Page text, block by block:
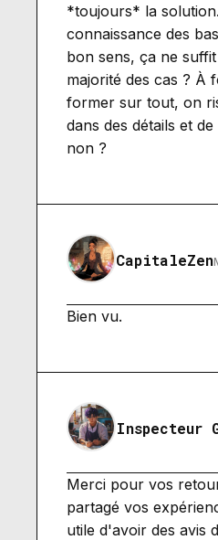
*toujours* la
connaissance des
bon sens, ça ne
majorité des cas ? À
former sur tout, on
dans des détails et
non ?
CapitaleZen
Bien vu.
Inspecteur
Merci pour vos
partagé vos
utile d'avoir des avis